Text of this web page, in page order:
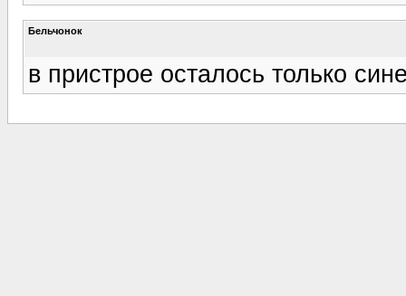
Бельчонок
в пристрое осталось только